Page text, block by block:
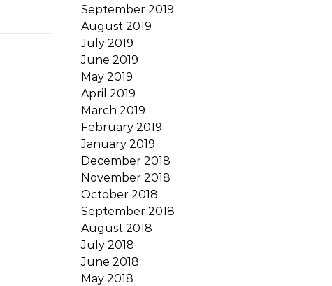
September 2019
August 2019
July 2019
June 2019
May 2019
April 2019
March 2019
February 2019
January 2019
December 2018
November 2018
October 2018
September 2018
August 2018
July 2018
June 2018
May 2018